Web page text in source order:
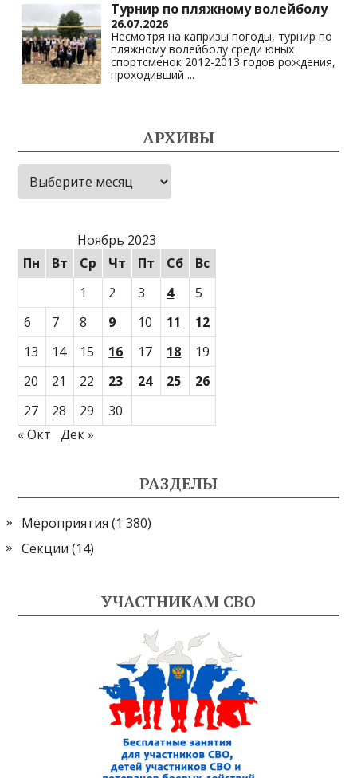
Турнир по пляжному волейболу
26.07.2026
Несмотря на капризы погоды, турнир по
пляжному волейболу среди юных
спортсменок 2012-2013 годов рождения,
проходивший ...
АРХИВЫ
Архивы
Ноябрь 2023
Пн
Вт Ср Чт Пт Сб
Вс
1
2 3 4
5
6
7 8 9 10 11
12
13
14 15 16 17 18
19
20
21 22 23 24 25
26
27
28 29
30
« Окт
Дек »
РАЗДЕЛЫ
Мероприятия (1 380)
Секции (14)
УЧАСТНИКАМ СВО